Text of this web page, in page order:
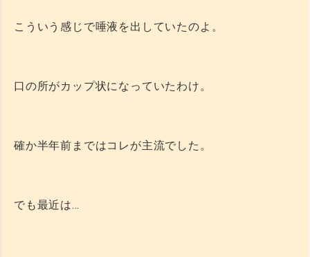
こういう感じで唾液を出していたのよ。
口の所がカップ状になっていたわけ。
確か半年前まではコレが主流でした。
でも最近は…